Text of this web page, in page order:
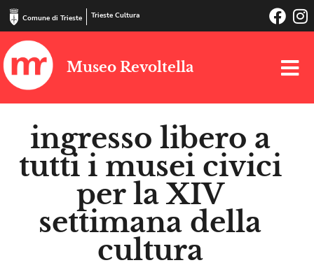
Comune di Trieste Trieste Cultura
Museo Revoltella
ingresso libero a
tutti i musei civici
per la XIV
settimana della
cultura